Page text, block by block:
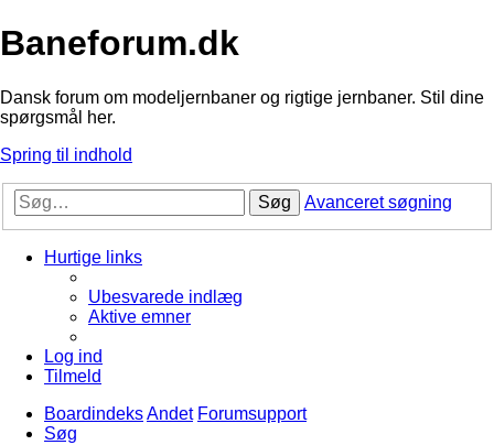
Baneforum.dk
Dansk forum om modeljernbaner og rigtige jernbaner. Stil dine
spørgsmål her.
Spring til indhold
Søg Avanceret søgning
Hurtige links
Ubesvarede indlæg
Aktive emner
Log ind
Tilmeld
BoardindeksAndet Forumsupport
Søg